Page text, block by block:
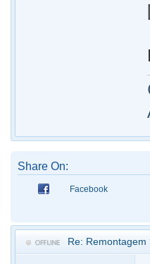
Share On:
Facebook
Re: Remontagem